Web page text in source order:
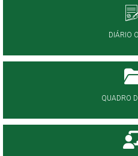
DIÁRIO
QUADRO